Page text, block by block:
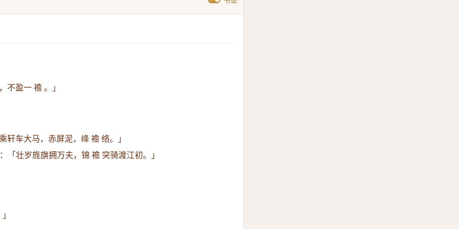
不盈一 襜 。」
轩车大马，赤屏泥，绛 襜 络。」
「壮岁旌旗拥万夫，锦 襜 突骑渡江初。」